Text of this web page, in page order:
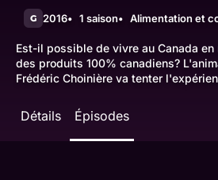
G 2016 1 saison Alimentation et
Est-il possible de vivre au Canada en
des produits 100% canadiens?
Frédéric Choinière va tenter
Détails Épisodes